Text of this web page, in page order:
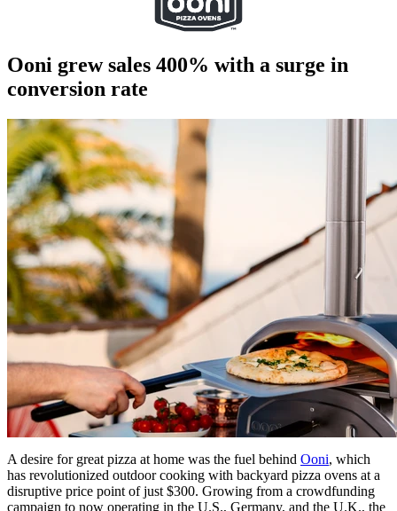
Ooni grew sales 400% with a surge in
conversion rate
A desire for great pizza at home was the fuel behind Ooni, which
has revolutionized outdoor cooking with backyard pizza ovens at a
disruptive price point of just $300. Growing from a crowdfunding
campaign to now operating in the U.S., Germany, and the U.K., the